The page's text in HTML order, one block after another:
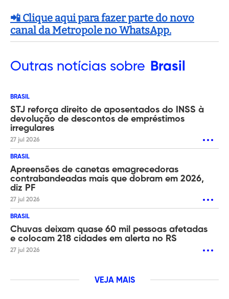
📲 Clique aqui para fazer parte do novo
canal da Metropole no WhatsApp.
Outras notícias sobre Brasil
BRASIL
STJ reforça direito de aposentados do INSS à
devolução de descontos de empréstimos
irregulares
27 jul 2026
BRASIL
Apreensões de canetas emagrecedoras
contrabandeadas mais que dobram em 2026,
diz PF
27 jul 2026
BRASIL
Chuvas deixam quase 60 mil pessoas afetadas
e colocam 218 cidades em alerta no RS
27 jul 2026
VEJA MAIS